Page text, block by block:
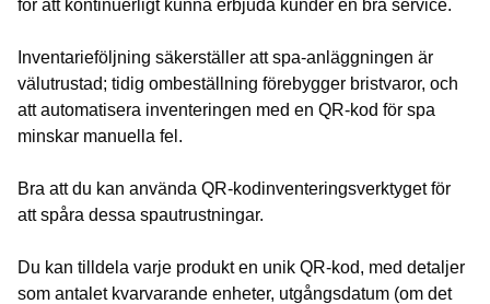
för att kontinuerligt kunna erbjuda kunder en bra service.
Inventarieföljning säkerställer att spa-anläggningen är
välutrustad; tidig ombeställning förebygger bristvaror, och
att automatisera inventeringen med en QR-kod för spa
minskar manuella fel.
Bra att du kan använda QR-kodinventeringsverktyget för
att spåra dessa spautrustningar.
Du kan tilldela varje produkt en unik QR-kod, med detaljer
som antalet kvarvarande enheter, utgångsdatum (om det